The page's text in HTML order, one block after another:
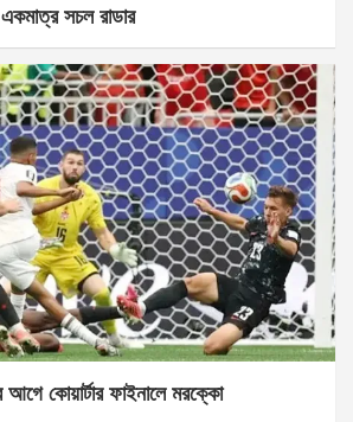
সচল রাডার
আগে কোয়ার্টার ফাইনালে মরক্কো